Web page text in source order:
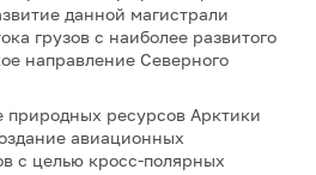
данной магистрали
грузов с наиболее развитого
направление Северного
природных ресурсов Арктики
авиационных
с целью кросс-полярных